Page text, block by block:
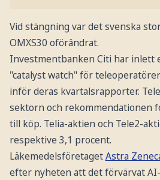
Vid stängning var det svenska
OMXS30 oförändrat.
Investmentbanken Citi har inlett
"catalyst watch" för
inför deras kvartalsrapporter.
sektorn och rekommendationen
till köp. Telia-aktien och Tele2-
respektive 3,1 procent.
LäkemedelsföretagetAstra
efter nyheten att det förvärvat